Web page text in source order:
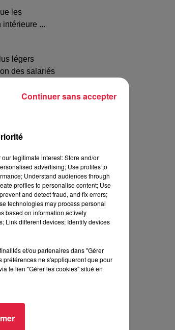
les
intérieure ...
légers
des salariés
majorité
legitimate interest: Store and/or
advertising; Use profiles to
Understand audiences through
profiles to personalise content; Use
and detect fraud, and fix errors;
technologies may process personal
based on information actively
Link different devices; Identify devices
et/ou partenaires dans "Gérer
préférences ne s'appliqueront que pour
le lien "Gérer les cookies" situé en
Continuer sans accepter